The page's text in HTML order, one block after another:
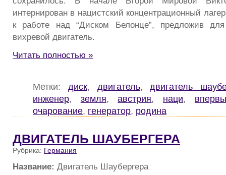
интернирован в нацистский концентрационный
к работе над “Диском Белонце”, предложив
вихревой двигатель.
Читать полностью »
Метки: диск, двигатель,двигатель
инженер, земля,австрия, наци,
очарование, генератор, родина
ДВИГАТЕЛЬ ШАУБЕРГЕРА
Рубрика: Германия
Название: Двигатель Шаубергера